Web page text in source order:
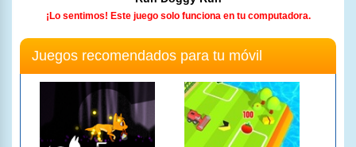
¡Lo sentimos! Este juego solo funciona en tu computadora.
Juegos recomendados para tu móvil